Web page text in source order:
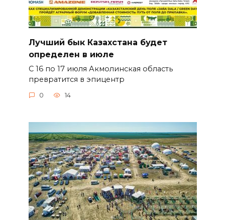
Лучший бык Казахстана будет
определен в июле
С 16 по 17 июля Акмолинская область
превратится в эпицентр
0 14